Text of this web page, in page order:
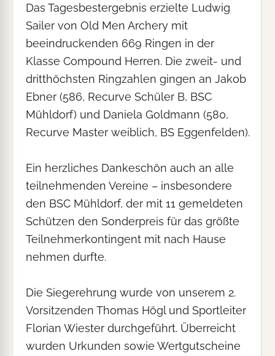
Das Tagesbestergebnis erzielte Ludwig
Sailer von Old Men Archery mit
beeindruckenden 669 Ringen in der
Klasse Compound Herren. Die zweit- und
dritthöchsten Ringzahlen gingen an Jakob
Ebner (586, Recurve Schüler B, BSC
Mühldorf) und Daniela Goldmann (580,
Recurve Master weiblich, BS Eggenfelden).
Ein herzliches Dankeschön auch an alle
teilnehmenden Vereine – insbesondere
den BSC Mühldorf, der mit 11 gemeldeten
Schützen den Sonderpreis für das größte
Teilnehmerkontingent mit nach Hause
nehmen durfte.
Die Siegerehrung wurde von unserem 2.
Vorsitzenden Thomas Högl und Sportleiter
Florian Wiester durchgeführt. Überreicht
wurden Urkunden sowie Wertgutscheine